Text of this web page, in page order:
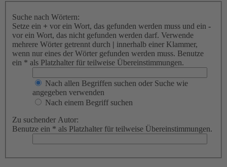
Suche nach Wörtern:
Setze ein + vor ein Wort, das gefunden werden muss und ein -
vor ein Wort, das nicht gefunden werden darf. Verwende
mehrere Wörter getrennt durch | innerhalb einer Klammer,
wenn nur eines der Wörter gefunden werden muss. Benutze
ein * als Platzhalter für teilweise Übereinstimmungen.
Nach allen Begriffen suchen oder Suche wie
angegeben verwenden
Nach einem Begriff suchen
Zu suchender Autor:
Benutze ein * als Platzhalter für teilweise Übereinstimmungen.